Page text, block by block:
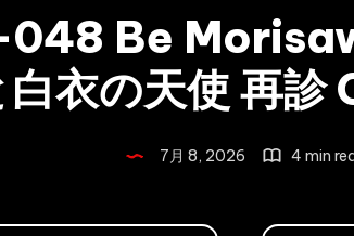
Be
白衣の天使 再
7月 8, 2026 4 min